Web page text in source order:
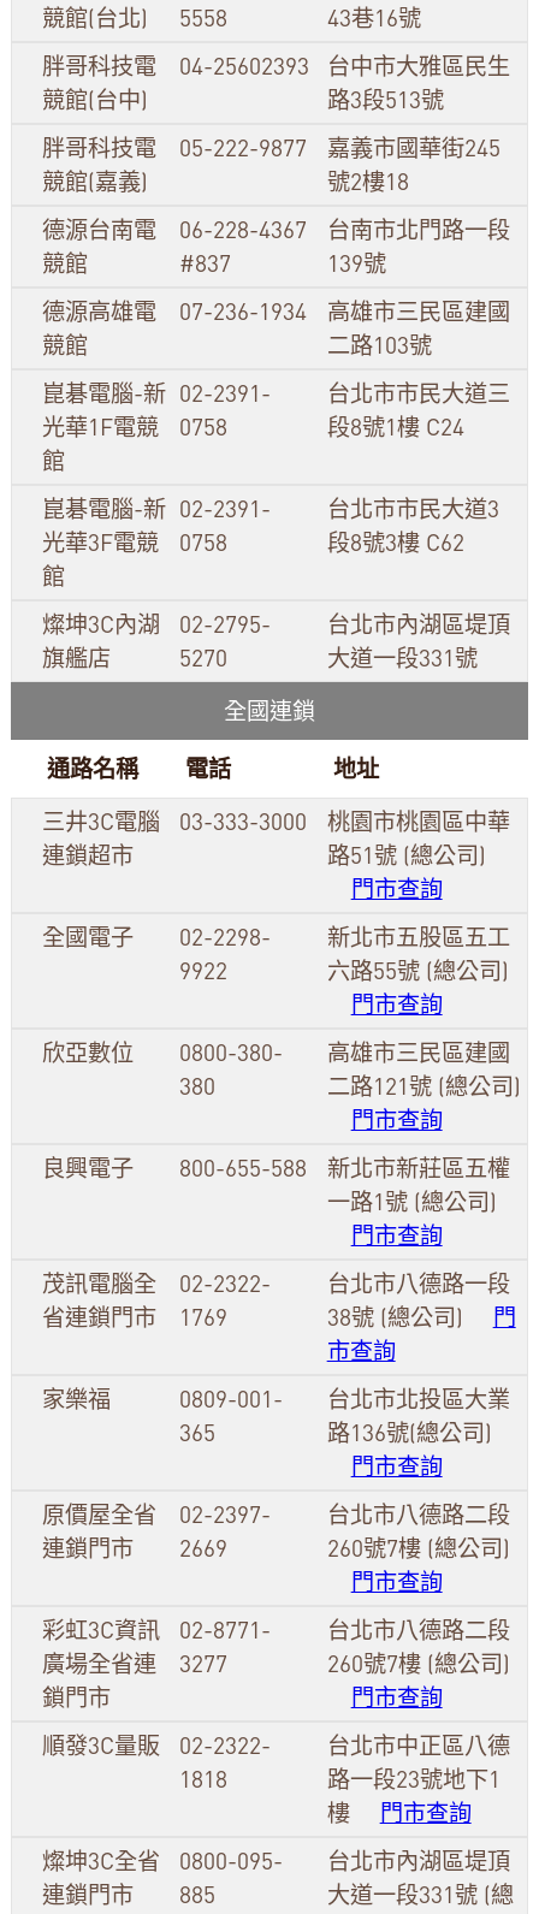
競館(台北)
5558
43巷16號
胖哥科技電
競館(台中)
04-25602393
台中市大雅區民生
路3段513號
胖哥科技電
競館(嘉義)
05-222-9877
嘉義市國華街245
號2樓18
德源台南電
競館
06-228-4367
#837
台南市北門路一段
139號
德源高雄電
競館
07-236-1934
高雄市三民區建國
二路103號
崑碁電腦-新
光華1F電競
館
02-2391-
0758
台北市市民大道三
段8號1樓 C24
崑碁電腦-新
光華3F電競
館
02-2391-
0758
台北市市民大道3
段8號3樓 C62
燦坤3C內湖
旗艦店
02-2795-
5270
台北市內湖區堤頂
大道一段331號
全國連鎖
通路名稱
電話
地址
三井3C電腦
連鎖超市
03-333-3000
桃園市桃園區中華
路51號 (總公司)
門市查詢
全國電子
02-2298-
9922
新北市五股區五工
六路55號 (總公司)
門市查詢
欣亞數位
0800-380-
380
高雄市三民區建國
二路121號 (總公司)
門市查詢
良興電子
800-655-588
新北市新莊區五權
一路1號 (總公司)
門市查詢
茂訊電腦全
省連鎖門市
02-2322-
1769
台北市八德路一段
38號 (總公司)
門
市查詢
家樂福
0809-001-
365
台北市北投區大業
路136號(總公司)
門市查詢
原價屋全省
連鎖門市
02-2397-
2669
台北市八德路二段
260號7樓 (總公司)
門市查詢
彩虹3C資訊
廣場全省連
鎖門市
02-8771-
3277
台北市八德路二段
260號7樓 (總公司)
門市查詢
順發3C量販
02-2322-
1818
台北市中正區八德
路一段23號地下1
樓
門市查詢
燦坤3C全省
連鎖門市
0800-095-
885
台北市內湖區堤頂
大道一段331號 (總